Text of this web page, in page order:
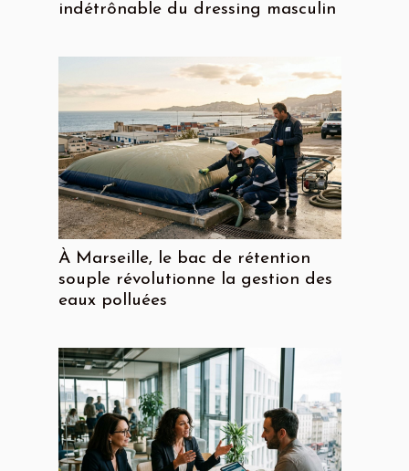
indétrônable du dressing masculin
À Marseille, le bac de rétention
souple révolutionne la gestion des
eaux polluées